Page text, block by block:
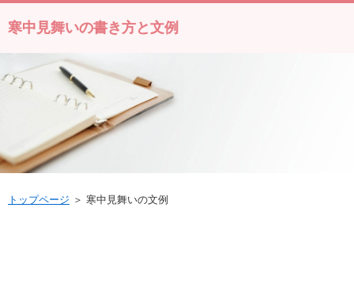
寒中見舞いの書き方と文例
トップページ ＞ 寒中見舞いの文例